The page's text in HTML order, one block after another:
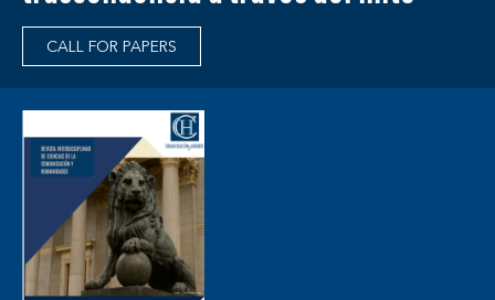
CALL FOR PAPERS